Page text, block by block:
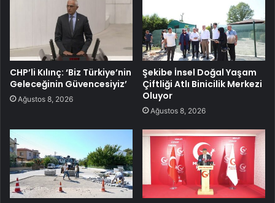
CHP’li Kılınç: ‘Biz Türkiye’nin
Geleceğinin Güvencesiyiz’
Ağustos 8, 2026
Şekibe İnsel Doğal Yaşam
Çiftliği Atlı Binicilik Merkezi
Oluyor
Ağustos 8, 2026